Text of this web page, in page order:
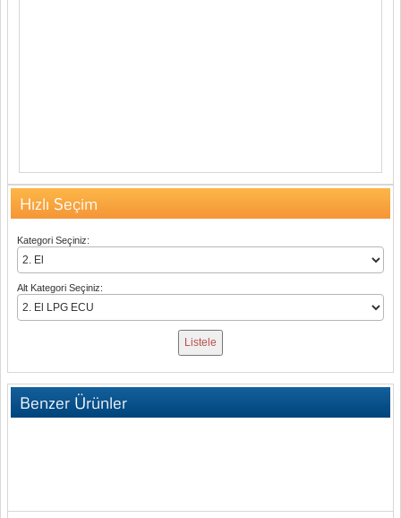
Hızlı Seçim
Kategori Seçiniz:
Alt Kategori Seçiniz:
Benzer Ürünler